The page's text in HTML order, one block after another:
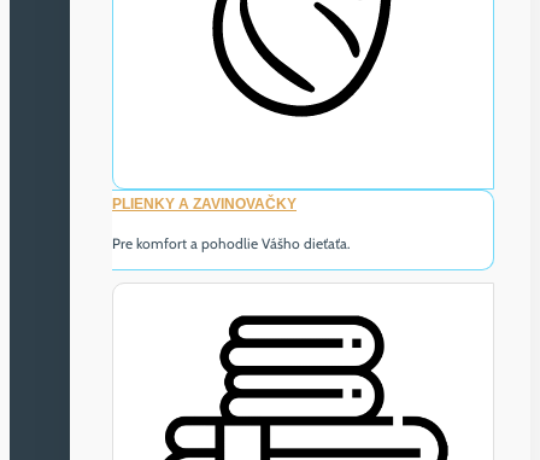
PLIENKY A ZAVINOVAČKY
Pre komfort a pohodlie Vášho dieťaťa.